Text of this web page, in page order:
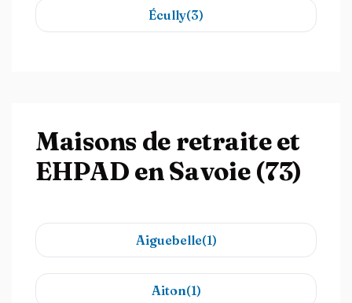
Écully(3)
Maisons de retraite et
EHPAD en Savoie (73)
Aiguebelle(1)
Aiton(1)